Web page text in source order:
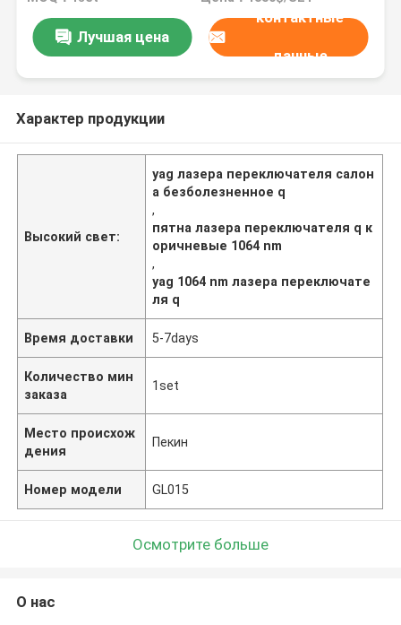
Лучшая цена
контактные
данные
Характер продукции
Высокий свет:
yag лазера переключателя салон
а безболезненное q
,
пятна лазера переключателя q к
оричневые 1064 nm
,
yag 1064 nm лазера переключате
ля q
Время доставки 5-7days
Количество мин
заказа
1set
Место происхож
дения
Пекин
Номер модели GL015
Осмотрите больше
О нас